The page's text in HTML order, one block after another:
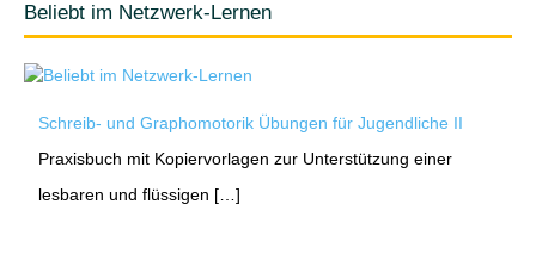
Beliebt im Netzwerk-Lernen
Schreib- und Graphomotorik Übungen für Jugendliche II
Praxisbuch mit Kopiervorlagen zur Unterstützung einer
lesbaren und flüssigen […]